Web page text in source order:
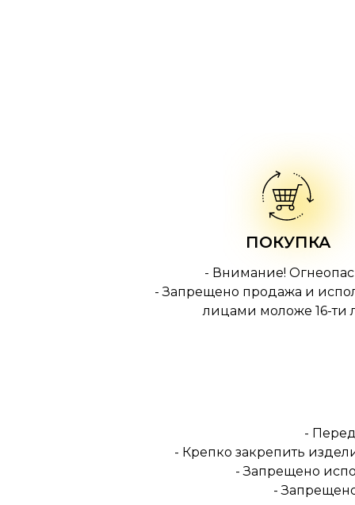
ПОКУПКА
- Внимание!
- Запрещено продажа и
лицами моложе 16-ти
-
- Крепко закрепить
- Запрещено
-